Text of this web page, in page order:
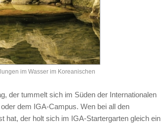
im Wasser im Koreanischen
der tummelt sich im Süden der Internationalen
dem IGA-Campus. Wen bei all den
hat, der holt sich im IGA-Startergarten gleich ein